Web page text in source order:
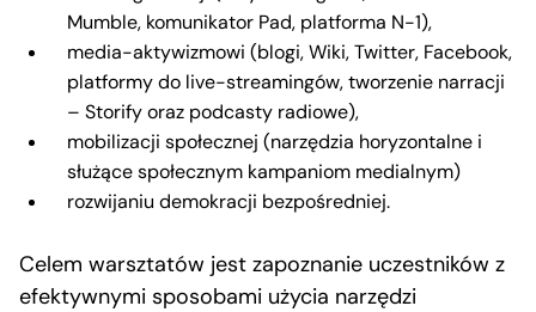
Mumble, komunikator Pad, platforma N-1),
media-aktywizmowi (blogi, Wiki, Twitter, Facebook,
platformy do live-streamingów, tworzenie narracji
– Storify oraz podcasty radiowe),
mobilizacji społecznej (narzędzia horyzontalne i
służące społecznym kampaniom medialnym)
rozwijaniu demokracji bezpośredniej.
Celem warsztatów jest zapoznanie uczestników z
efektywnymi sposobami użycia narzędzi